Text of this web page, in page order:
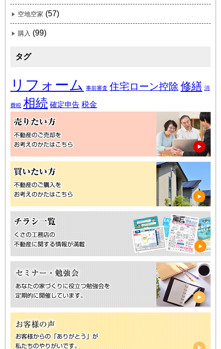
空地空家 (57)
購入 (99)
タグ
リフォーム 事前審査 住宅ローン控除 修繕 消
費税 相続 確定申告 税金